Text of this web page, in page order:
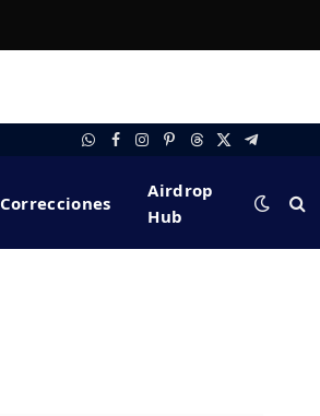
WhatsApp
FacebookInstagram
Pinterest
Threads
X
Telegram
Correcciones
Airdrop
Hub